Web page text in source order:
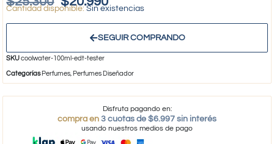
Sin existencias
SEGUIR COMPRANDO
SKUcoolwater-100ml-edt-tester
Categorías Perfumes, Perfumes Diseñador
Disfruta pagando en:
compra en 3 cuotas de $6.997 sin interés
usando nuestros medios de pago